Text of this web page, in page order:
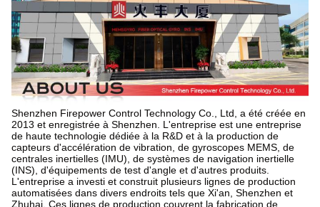
Shenzhen Firepower Control Technology Co., Ltd, a été créée en
2013 et enregistrée à Shenzhen. L'entreprise est une entreprise
de haute technologie dédiée à la R&D et à la production de
capteurs d'accélération de vibration, de gyroscopes MEMS, de
centrales inertielles (IMU), de systèmes de navigation inertielle
(INS), d'équipements de test d'angle et d'autres produits.
L'entreprise a investi et construit plusieurs lignes de production
automatisées dans divers endroits tels que Xi'an, Shenzhen et
Zhuhai. Ces lignes de production couvrent la fabrication de